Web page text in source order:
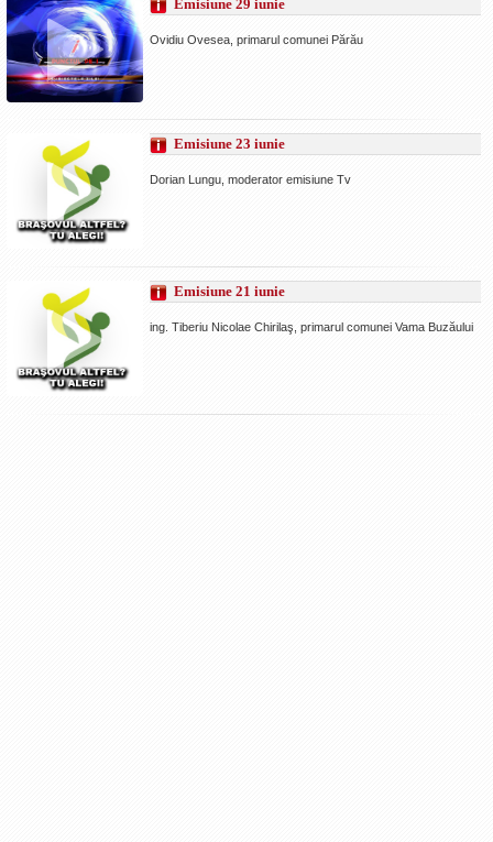
La Ţintă
Subiecte grele
Dialoguri cu Ghişe
Replica Braşovului
Zona Neutră
Contact
Emisiune 29 iunie
Ovidiu Ovesea, primarul comunei Părău
Emisiune 23 iunie
Dorian Lungu, moderator emisiune Tv
Emisiune 21 iunie
ing. Tiberiu Nicolae Chirilaş, primarul comunei Vama Buzăului